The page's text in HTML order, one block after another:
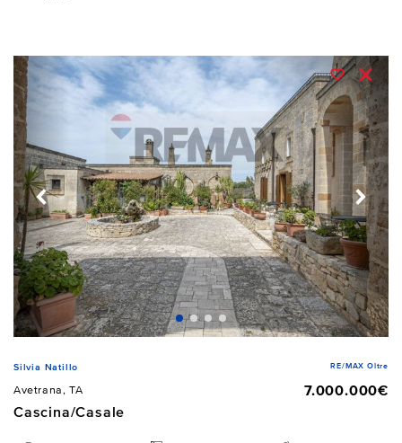
Silvia Natillo RE/MAX Oltre
Avetrana, TA
7.000.000€
Cascina/Casale